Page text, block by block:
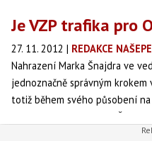
Je VZP trafika pro
27. 11. 2012 | REDAKCE
Nahrazení Marka Šnajdra ve
jednoznačně správným
totiž během svého působení
vybudovat konkurenční
a „zprivatizovat“ systém